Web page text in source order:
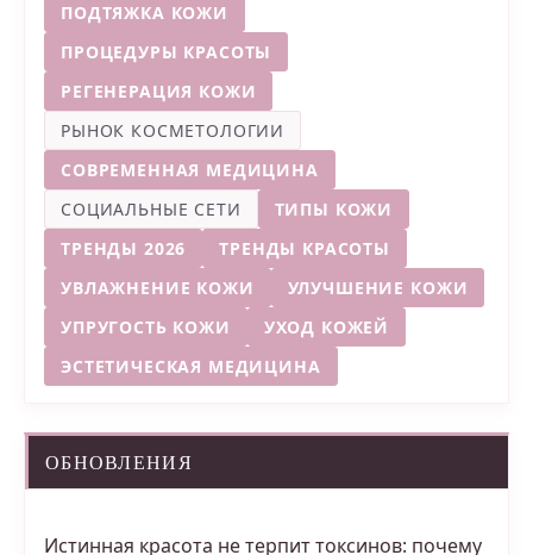
ПОДТЯЖКА КОЖИ
ПРОЦЕДУРЫ КРАСОТЫ
РЕГЕНЕРАЦИЯ КОЖИ
РЫНОК КОСМЕТОЛОГИИ
СОВРЕМЕННАЯ МЕДИЦИНА
СОЦИАЛЬНЫЕ СЕТИ
ТИПЫ КОЖИ
ТРЕНДЫ 2026
ТРЕНДЫ КРАСОТЫ
УВЛАЖНЕНИЕ КОЖИ
УЛУЧШЕНИЕ КОЖИ
УПРУГОСТЬ КОЖИ
УХОД КОЖЕЙ
ЭСТЕТИЧЕСКАЯ МЕДИЦИНА
ОБНОВЛЕНИЯ
Истинная красота не терпит токсинов: почему